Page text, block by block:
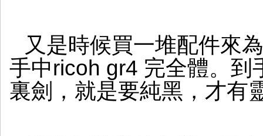
又是時候買一堆配件來
手中ricoh gr4 完全體。到
裏劍，就是要純黑，才有